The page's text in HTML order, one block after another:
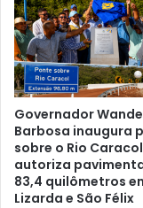
Governador
Barbosa inaugura
sobre o Rio
autoriza
83,4 quilômetros
Lizarda e São Félix